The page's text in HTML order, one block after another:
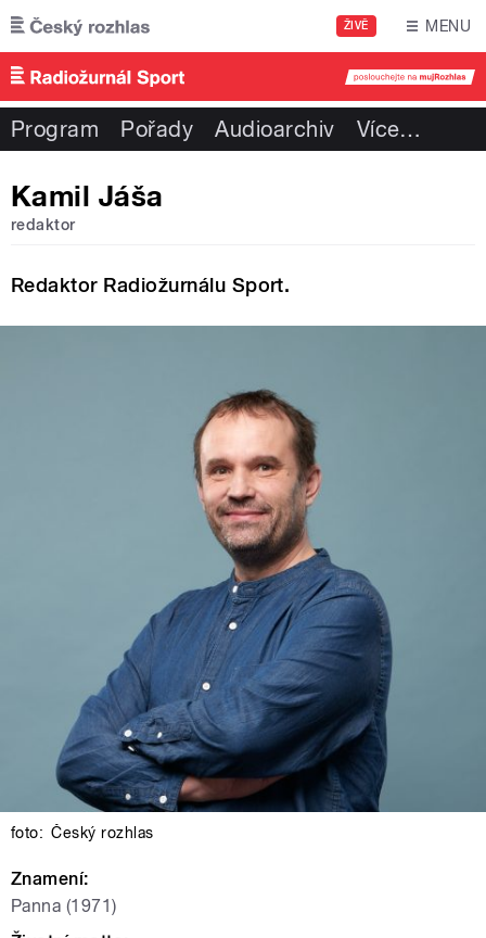
Přejít k hlavnímu obsahu
ŽIVĚ MENU
Program Pořady Audioarchiv Více…
Kamil Jáša
redaktor
Redaktor Radiožurnálu Sport.
foto: Český rozhlas
Znamení:
Panna (1971)